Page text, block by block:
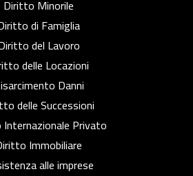
Diritto Minorile
di Famiglia
del Lavoro
delle Locazioni
Danni
delle Successioni
Privato
Immobiliare
alle imprese